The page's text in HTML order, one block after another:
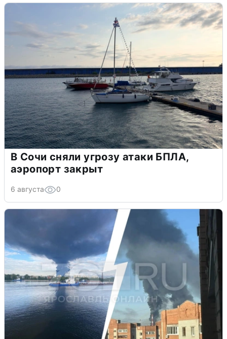
В Сочи сняли угрозу атаки БПЛА,
аэропорт закрыт
6 августа 0